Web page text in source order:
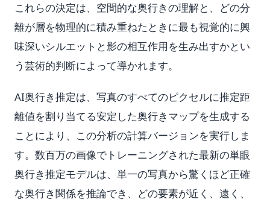
これらの決定は、空間的な奥行きの理解と、どの分
離が層を物理的に積み重ねたときに最も視覚的に興
味深いシルエットと影の相互作用を生み出すかとい
う芸術的判断によって導かれます。
AI奥行き推定は、写真のすべてのピクセルに推定距
離値を割り当てる安定した奥行きマップを生成する
ことにより、この分析の計算バージョンを実行しま
す。数百万の画像でトレーニングされた最新の単眼
奥行き推定モデルは、単一の写真から驚くほど正確
な奥行き関係を推論でき、どの要素が近く、遠く、